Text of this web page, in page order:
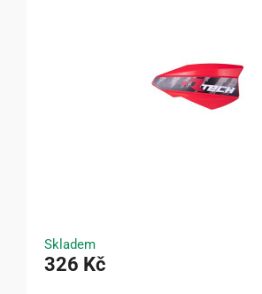
Skladem
326 Kč